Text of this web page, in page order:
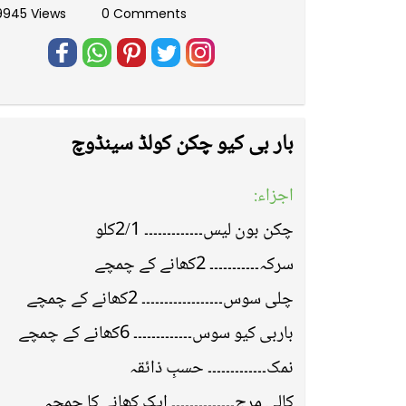
Views 0 Comments
بار بی کیو چکن کولڈ سینڈوچ
اجزاء:
چکن بون لیس۔۔۔۔۔۔۔۔۔۔۔۔۔ 2/1کلو
سرکہ۔۔۔۔۔۔۔۔۔۔۔ 2کھانے کے چمچے
چلی سوس۔۔۔۔۔۔۔۔۔۔۔۔۔۔۔۔۔۔ 2کھانے کے چمچے
باربی کیو سوس۔۔۔۔۔۔۔۔۔۔۔۔۔ 6کھانے کے چمچے
نمک۔۔۔۔۔۔۔۔۔۔۔۔۔ حسبِ ذائقہ